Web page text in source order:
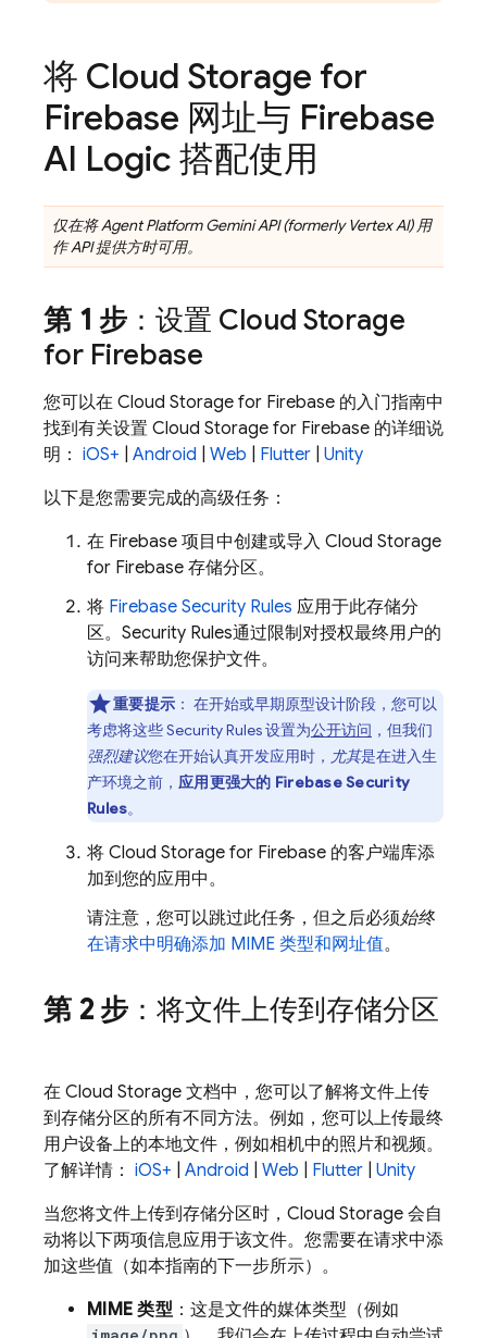
将 Cloud Storage for
Firebase 网址与 Firebase
AI Logic 搭配使用
仅在将Agent PlatformGemini API (formerly Vertex AI)用
作 API 提供方时可用。
第 1 步 ：设置 Cloud Storage
for Firebase
您可以在 Cloud Storage for Firebase 的入门指南中
找到有关设置 Cloud Storage for Firebase 的详细说
明： iOS+ Android Web Flutter Unity
以下是您需要完成的高级任务：
在 Firebase 项目中创建或导入 Cloud Storage
for Firebase 存储分区。
将 Firebase Security Rules 应用于此存储分
区。 Security Rules通过限制对授权最终用户的
访问来帮助您保护文件。
重要提示 ： 在开始或早期原型设计阶段，您可以
考虑将这些Security Rules设置为公开访问 ，但我们
强烈建议您在开始认真开发应用时， 尤其是在进入生
产环境之前， 应用更强大的 Firebase Security
Rules。
将 Cloud Storage for Firebase 的客户端库添
加到您的应用中。
请注意，您可以跳过此任务，但之后必须始终
在请求中明确添加 MIME 类型和网址值。
第 2 步 ：将文件上传到存储分区
在 Cloud Storage 文档中，您可以了解将文件上传
到存储分区的所有不同方法。例如，您可以上传最终
用户设备上的本地文件，例如相机中的照片和视频。
了解详情： iOS+ Android Web Flutter Unity
当您将文件上传到存储分区时， Cloud Storage 会自
动将以下两项信息应用于该文件。您需要在请求中添
加这些值（如本指南的下一步所示）。
MIME 类型：这是文件的媒体类型（例如